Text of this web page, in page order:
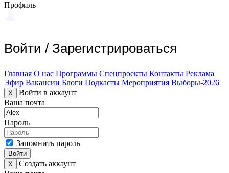
Профиль
Войти / Зарегистрироваться
Главная О нас Программы Спецпроекты Контакты Реклама
Эфир Вакансии Блоги Подкасты Мероприятия Выборы-2026
X
Войти в аккаунт
Ваша почта
Пароль
Запомнить пароль
Войти
X
Создать аккаунт